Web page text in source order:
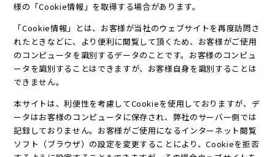
様の「Cookie情報」を取得する場合があります。
「Cookie情報」とは、お客様が当社のウェブサイトを再度訪問さ
れたときなどに、より便利に閲覧して頂くため、お客様がご使用
のコンピュータを識別するデータのことです。お客様のコンピュ
ータを識別することはできますが、お客様自身を識別することは
できません。
本サイトは、利便性を考慮してCookieを使用しておりますが、デ
ータはお客様のコンピュータに保存され、弊社のサーバー側では
記録しておりません。お客様がご使用になるインターネット閲覧
ソフト（ブラウザ）の設定を変更することにより、Cookieを拒否